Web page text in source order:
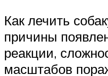
Как лечить
причины
реакции,
масштабов